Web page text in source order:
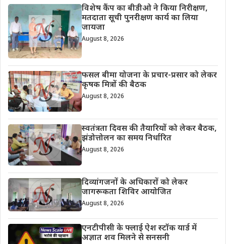
विशेष कैंप का बीडीओ ने किया निरीक्षण,
मतदाता सूची पुनरीक्षण कार्य का लिया
जायजा
August 8, 2026
फसल बीमा योजना के प्रचार-प्रसार को लेकर
कृषक मित्रों की बैठक
August 8, 2026
स्वतंत्रता दिवस की तैयारियों को लेकर बैठक,
झंडोत्तोलन का समय निर्धारित
August 8, 2026
दिव्यांगजनों के अधिकारों को लेकर
जागरूकता शिविर आयोजित
August 8, 2026
एनटीपीसी के फ्लाई ऐश स्टॉक यार्ड में
अज्ञात शव मिलने से सनसनी